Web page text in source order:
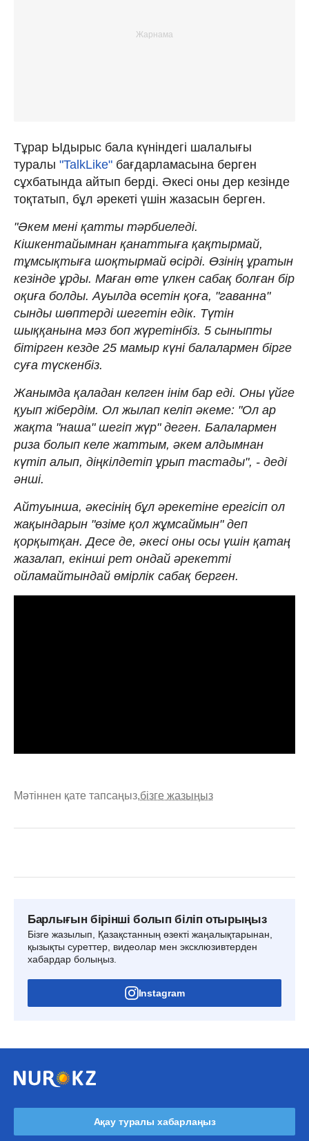
Тұрар Ыдырыс бала күніндегі шалалығы
туралы "TalkLike" бағдарламасына берген
сұхбатында айтып берді. Әкесі оны дер кезінде
тоқтатып, бұл әрекеті үшін жазасын берген.
"Әкем мені қатты тәрбиеледі.
Кішкентайымнан қанаттыға қақтырмай,
тұмсықтыға шоқтырмай өсірді. Өзінің ұратын
кезінде ұрды. Маған өте үлкен сабақ болған бір
оқиға болды. Ауылда өсетін қоға, "гаванна"
сынды шөптерді шегетін едік. Түтін
шыққанына мәз боп жүретінбіз. 5 сыныпты
бітірген кезде 25 мамыр күні балалармен бірге
суға түскенбіз.
Жанымда қаладан келген інім бар еді. Оны үйге
қуып жібердім. Ол жылап келіп әкеме: "Ол ар
жақта "наша" шегіп жүр" деген. Балалармен
риза болып келе жаттым, әкем алдымнан
күтіп алып, діңкілдетіп ұрып тастады", - деді
әнші.
Айтуынша, әкесінің бұл әрекетіне ерегісіп ол
жақындарын "өзіме қол жұмсаймын" деп
қорқытқан. Десе де, әкесі оны осы үшін қатаң
жазалап, екінші рет ондай әрекетті
ойламайтындай өмірлік сабақ берген.
Мәтіннен қате тапсаңыз,бізге жазыңыз
Барлығын бірінші болып біліп отырыңыз
Бізге жазылып, Қазақстанның өзекті жаңалықтарынан,
қызықты суреттер, видеолар мен эксклюзивтерден
хабардар болыңыз.
Instagram
Ақау туралы хабарлаңыз